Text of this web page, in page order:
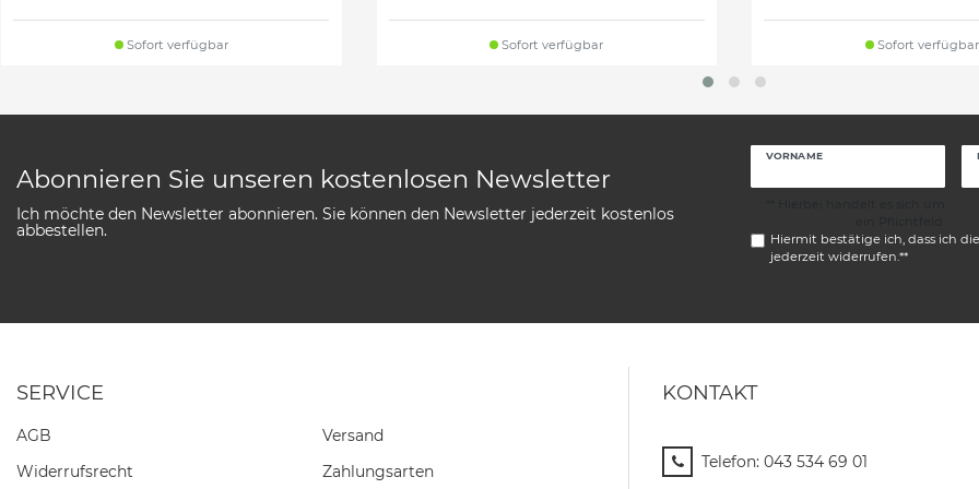
Sofort verfügbar Sofort verfügbar Sofort verfügbar
Abonnieren Sie unseren kostenlosen Newsletter
Ich möchte den Newsletter abonnieren. Sie können den Newsletter jederzeit kostenlos
abbestellen.
VORNAME
Hiermit bestätige ich, dass ich die
jederzeit widerrufen.**
SERVICE
AGB
Widerrufs­recht
Versand
Zahlungsarten
KONTAKT
Telefon: 043 534 69 01